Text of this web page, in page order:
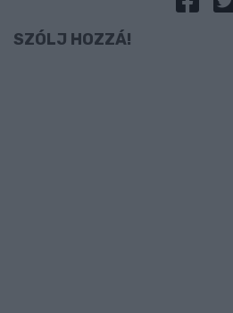
SZÓLJ HOZZÁ!